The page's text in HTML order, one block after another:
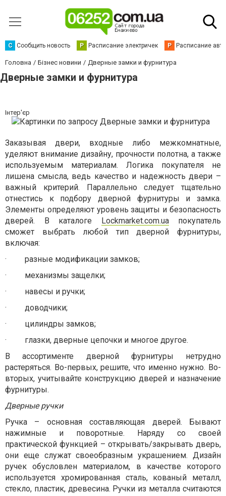
С Сообщить новость Р Расписание электричек Р Расписание
Головна Бізнес новини Дверные замки и фурнитура
Дверные замки и фурнитура
Інтер'єр
Заказывая двери, входные либо межкомнатные,
уделяют внимание дизайну, прочности полотна, а также
используемым материалам. Логика покупателя не
лишена смысла, ведь качество и надежность двери –
важный критерий. Параллельно следует тщательно
отнестись к подбору дверной фурнитуры и замка.
Элементы определяют уровень защиты и безопасность
дверей. В каталоге Lockmarket.com.uaпокупатель
сможет выбрать любой тип дверной фурнитуры,
включая:
· разные модификации замков;
· механизмы защелки;
· навесы и ручки;
· доводчики;
· цилиндры замков;
· глазки, дверные цепочки и многое другое.
В ассортименте дверной фурнитуры нетрудно
растеряться. Во-первых, решите, что именно нужно. Во-
вторых, учитывайте конструкцию дверей и назначение
фурнитуры.
Дверные ручки
Ручка – основная составляющая дверей. Бывают
нажимные и поворотные. Наряду со своей
практической функцией – открывать/закрывать дверь,
они еще служат своеобразным украшением. Дизайн
ручек обусловлен материалом, в качестве которого
используется хромированная сталь, кованый металл,
стекло, пластик, древесина. Ручки из металла считаются